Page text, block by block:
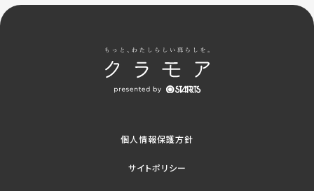
個人情報保護方針
サイトポリシー